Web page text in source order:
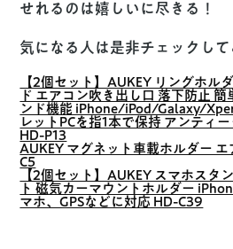
せれるのは嬉しいに尽きる！
気になる人は是非チェックして
【2個セット】AUKEY リングホル
ド エアコン吹き出し口 落下防止
ンド機能 iPhone/iPod/Galaxy/
レットPCを指1本で保持 アンティ
HD-P13
AUKEY マグネット車載ホルダー
C5
【2個セット】AUKEY スマホスタ
ト 磁気カーマウントホルダー
マホ、GPSなどに対応 HD-C39